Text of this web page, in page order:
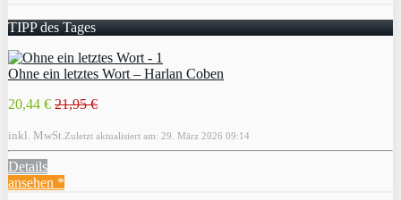
TIPP des Tages
Ohne ein letztes Wort – Harlan Coben
20,44 € 21,95 €
inkl. MwSt. Zuletzt aktualisiert am: 29. März 2026 09:14
Details
ansehen *